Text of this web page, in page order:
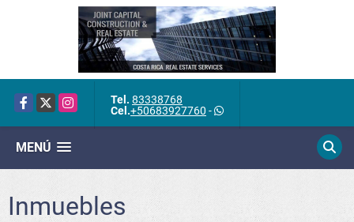
Facebook
X Instagram Tel. 83338768
Cel.+50683927760 -
MENÚ
Inmuebles